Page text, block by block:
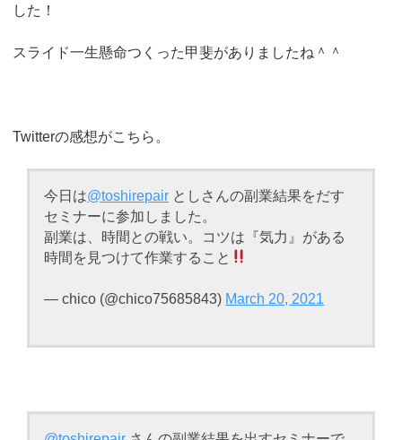
した！
スライド一生懸命つくった甲斐がありましたね＾＾
Twitterの感想がこちら。
今日は@toshirepair としさんの副業結果をだす
セミナーに参加しました。
副業は、時間との戦い。コツは『気力』がある
時間を見つけて作業すること
— chico (@chico75685843) March 20, 2021